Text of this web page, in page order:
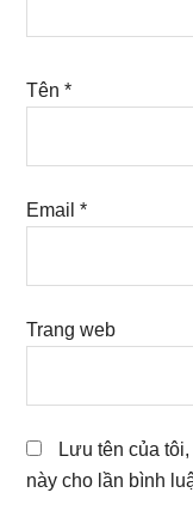
Tên*
Email*
Trang web
Lưu tên của
này cho lần bình